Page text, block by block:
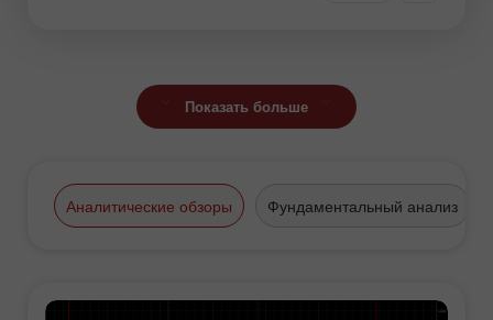
Показать больше
Аналитические обзоры Фундаментальный анализ